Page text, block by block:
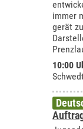
immer
gerät
10:00